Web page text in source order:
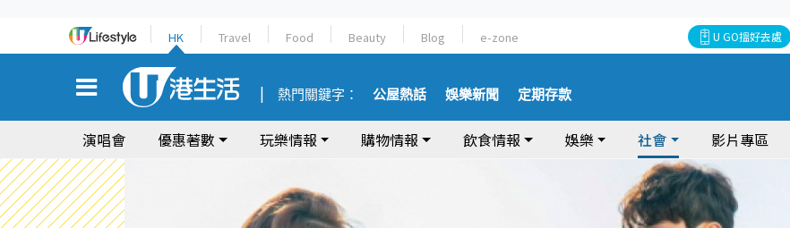
HK Travel Food Beauty Blog e-zone U GO搵好去處
熱門關鍵字： 公屋熱話 娛樂新聞 定期存款
演唱會 優惠著數 玩樂情報 購物情報 飲食情報 娛樂 社會 影片專區